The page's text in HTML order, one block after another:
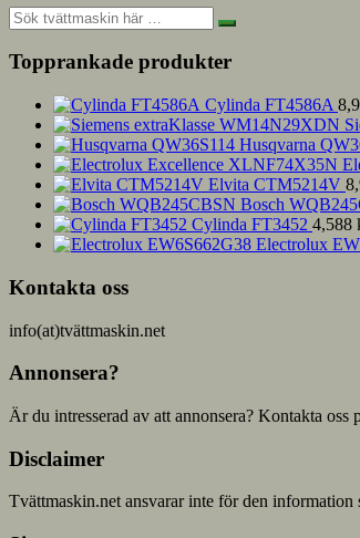
Topprankade produkter
Cylinda FT4586A
Husqvarna
Elvita CTM5214V
Bosch
Cylinda FT3452 4,588
Electrolux
Kontakta oss
info(at)tvättmaskin.net
Annonsera?
Är du intresserad av att annonsera? Kontakta
Disclaimer
Tvättmaskin.net ansvarar inte för den